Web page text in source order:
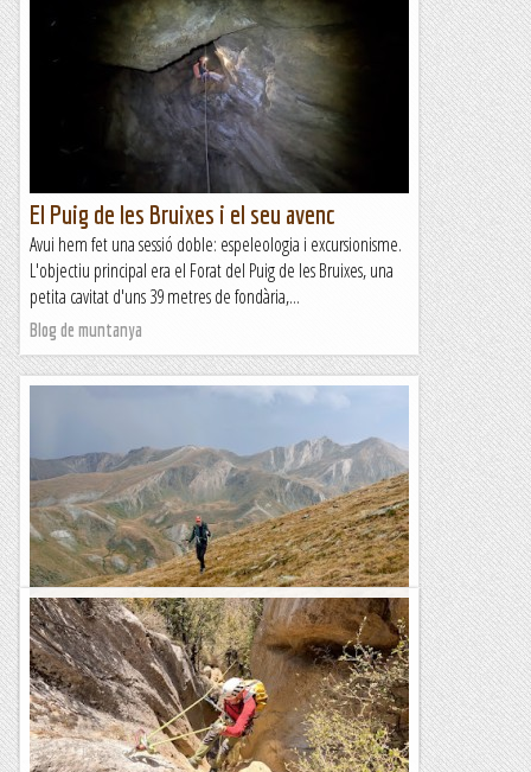
El Puig de les Bruixes i el seu avenc
Avui hem fet una sessió doble: espeleologia i excursionisme.
L'objectiu principal era el Forat del Puig de les Bruixes, una
petita cavitat d'uns 39 metres de fondària,...
Blog de muntanya
Ascensió al Puig de Pastuira (2.693 m)
L'ascensió al Puig de Pastuira des de l'estació d'esquí de
Vallter és una activitat relativament curta i fàcil, apta per a
una matinal excursionista. Bona part del...
Blog de muntanya